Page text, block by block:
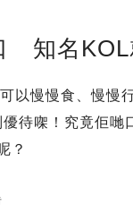
知名KOL
以慢慢食、慢慢
待㗎！究竟佢
？